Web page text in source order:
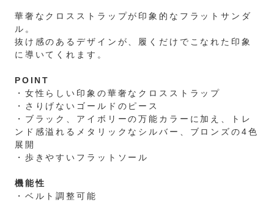
華奢なクロスストラップが印象的なフラットサンダ
ル。
抜け感のあるデザインが、履くだけでこなれた印象
に導いてくれます。
POINT
・女性らしい印象の華奢なクロスストラップ
・さりげないゴールドのピース
・ブラック、アイボリーの万能カラーに加え、トレ
ンド感溢れるメタリックなシルバー、ブロンズの4色
展開
・歩きやすいフラットソール
機能性
・ベルト調整可能